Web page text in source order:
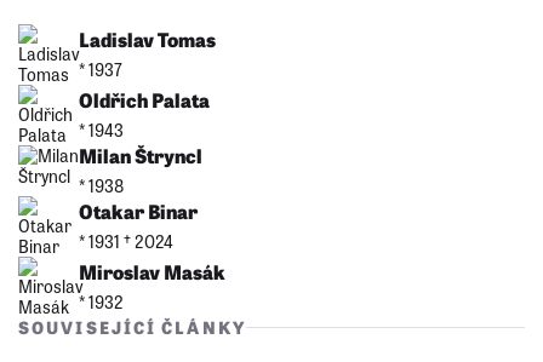
Ladislav Tomas
* 1937
Oldřich Palata
* 1943
Milan Štryncl
* 1938
Otakar Binar
* 1931 †︎ 2024
Miroslav Masák
* 1932
SOUVISEJÍCÍ ČLÁNKY